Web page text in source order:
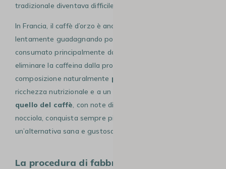
tradizionale diventava difficile e costosa.
In Francia, il caffè d’orzo è ancora poco conosciuto, ma sta
lentamente guadagnando popolarità. Oggi viene
consumato principalmente da chi desidera ridurre o
eliminare la caffeina dalla propria dieta. La sua
composizione naturalmente priva di caffeina
ricchezza nutrizionale e a un
quello del caffè, con note di pane tostato, caramello e
nocciola, conquista sempre più appassionati in cerca di
un’alternativa sana e gustosa.
La procedura di fabbricazione del caffè